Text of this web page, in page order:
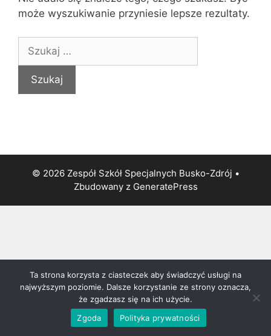
może wyszukiwanie przyniesie lepsze rezultaty.
© 2026 Zespół Szkół Specjalnych Busko-Zdrój •
Zbudowany z GeneratePress
Ta strona korzysta z ciasteczek aby świadczyć usługi na
najwyższym poziomie. Dalsze korzystanie ze strony oznacza,
że zgadzasz się na ich użycie.
Zgoda
Polityka prywatności